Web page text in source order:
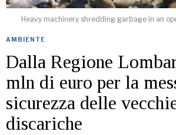
Heavy machinery shredding garbage in an
AMBIENTE
Dalla Regione
mln di euro per la
sicurezza delle
discariche